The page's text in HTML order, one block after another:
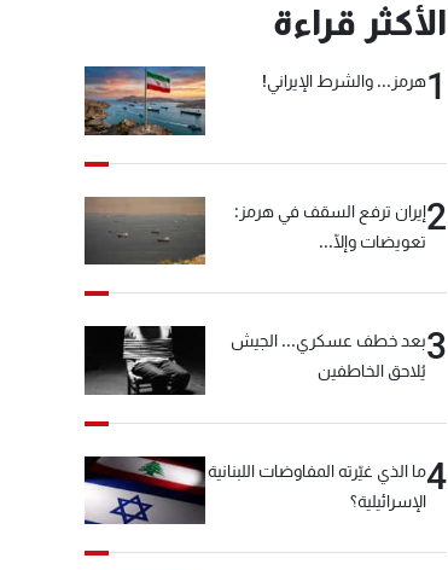
الأكثر قراءة
1هرمز... والشرط الإيراني!
2إيران ترفع السقف في هرمز:
تعويضات وإلّا...
3بعد خطف عسكري... الجيش
يُلاحق الخاطفين
4ما الذي غيّرته المفاوضات اللبنانية
الإسرائيلية؟